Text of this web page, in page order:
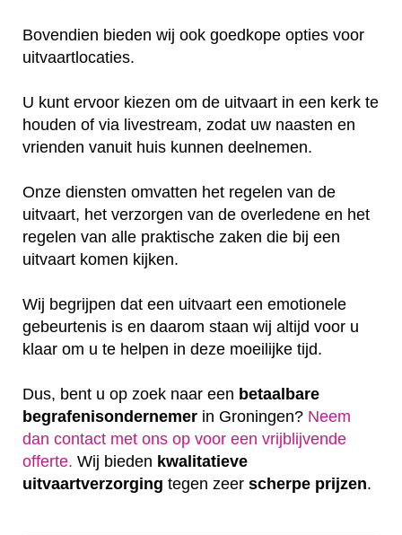
Bovendien bieden wij ook goedkope opties voor
uitvaartlocaties.
U kunt ervoor kiezen om de uitvaart in een kerk te
houden of via livestream, zodat uw naasten en
vrienden vanuit huis kunnen deelnemen.
Onze diensten omvatten het regelen van de
uitvaart, het verzorgen van de overledene en het
regelen van alle praktische zaken die bij een
uitvaart komen kijken.
Wij begrijpen dat een uitvaart een emotionele
gebeurtenis is en daarom staan wij altijd voor u
klaar om u te helpen in deze moeilijke tijd.
Dus, bent u op zoek naar een betaalbare
begrafenisondernemer in Groningen? Neem
dan contact met ons op voor een vrijblijvende
offerte‎. Wij bieden kwalitatieve
uitvaartverzorging tegen zeer scherpe prijzen.